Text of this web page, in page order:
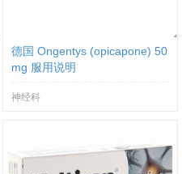
德国 Ongentys (opicapone) 50
mg 服用说明
神经科